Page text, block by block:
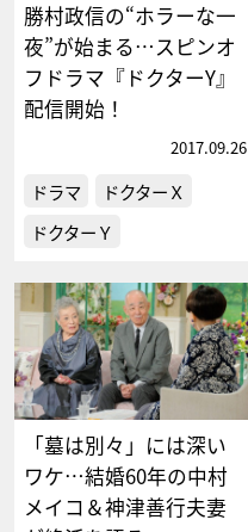
勝村政信の“ホラーな一
夜”が始まる…スピンオ
フドラマ『ドクターY』
配信開始！
2017.09.26
ドラマ
ドクターＸ
ドクターＹ
「墓は別々」には深い
ワケ…結婚60年の中村
メイコ＆神津善行夫妻